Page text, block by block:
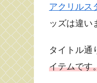
アクリルス
ッズは違い
タイトル通
イテムです